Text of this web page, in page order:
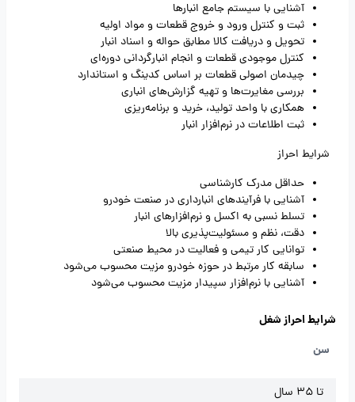
آشنایی با سیستم جامع انبارها
ثبت و کنترل ورود و خروج قطعات و مواد اولیه
تحویل و دریافت کالا مطابق حواله و اسناد انبار
کنترل موجودی قطعات و انجام انبارگردانی دوره‌ای
چیدمان اصولی قطعات بر اساس کدینگ و استاندارد
بررسی مغایرت‌ها و تهیه گزارش‌های انباری
همکاری با واحد تولید، خرید و برنامه‌ریزی
ثبت اطلاعات در نرم‌افزار انبار
شرایط احراز
حداقل مدرک کارشناسی
آشنایی با فرآیندهای انبارداری در صنعت خودرو
تسلط نسبی به اکسل و نرم‌افزارهای انبار
دقت، نظم و مسئولیت‌پذیری بالا
توانایی کار تیمی و فعالیت در محیط صنعتی
سابقه کار مرتبط در حوزه خودرو مزیت محسوب می‌شود
آشنایی با نرم‌افزار سپیدار مزیت محسوب می‌شود
شرایط احراز شغل
سن
تا 35 سال